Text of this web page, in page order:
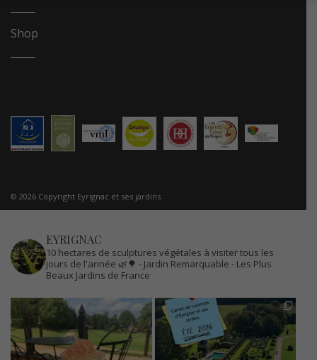
Shop
© 2026 Copyright Eyrignac et ses jardins.
EYRIGNAC
10 hectares de sculptures végétales à visiter tous les
jours de l'année 🌿🌳 - Jardin Remarquable - Les Plus
Beaux Jardins de France